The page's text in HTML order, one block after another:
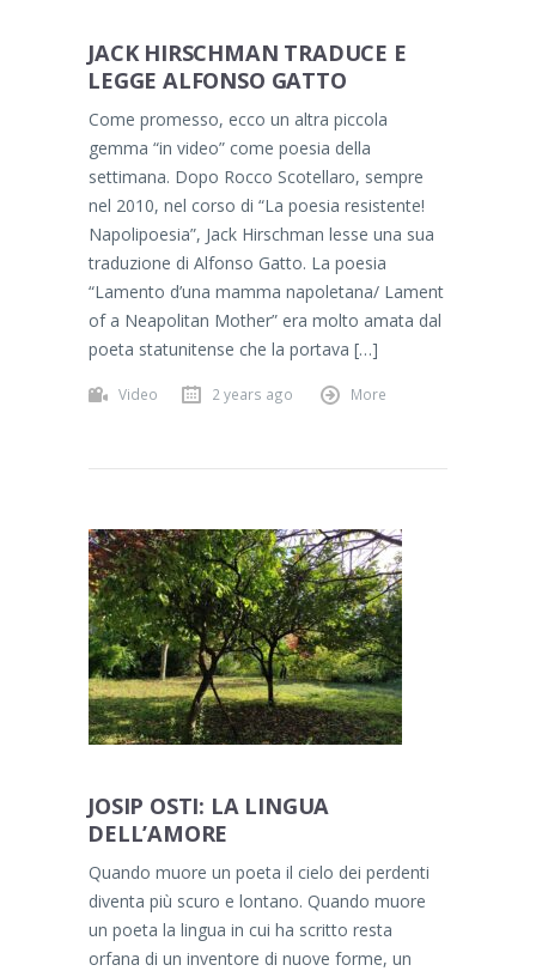
JACK HIRSCHMAN TRADUCE E
LEGGE ALFONSO GATTO
Come promesso, ecco un altra piccola
gemma “in video” come poesia della
settimana. Dopo Rocco Scotellaro, sempre
nel 2010, nel corso di “La poesia resistente!
Napolipoesia”, Jack Hirschman lesse una sua
traduzione di Alfonso Gatto. La poesia
“Lamento d’una mamma napoletana/ Lament
of a Neapolitan Mother” era molto amata dal
poeta statunitense che la portava […]
Video 2 years ago More
JOSIP OSTI: LA LINGUA
DELL’AMORE
Quando muore un poeta il cielo dei perdenti
diventa più scuro e lontano. Quando muore
un poeta la lingua in cui ha scritto resta
orfana di un inventore di nuove forme, un